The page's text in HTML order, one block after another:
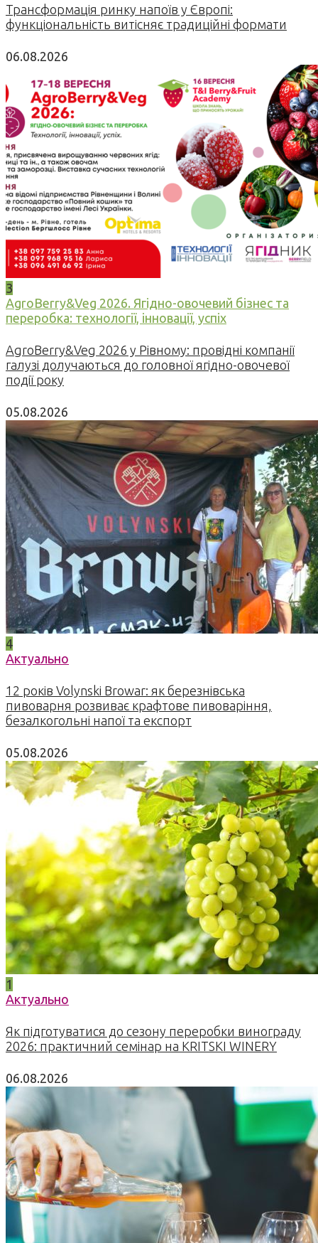
Трансформація ринку напоїв у Європі:
функціональність витісняє традиційні формати
06.08.2026
3
AgroBerry&Veg 2026. Ягідно-овочевий бізнес та
переробка: технології, інновації, успіх
AgroBerry&Veg 2026 у Рівному: провідні компанії
галузі долучаються до головної ягідно-овочевої
події року
05.08.2026
4
Актуально
12 років Volynski Browar: як березнівська
пивоварня розвиває крафтове пивоваріння,
безалкогольні напої та експорт
05.08.2026
1
Актуально
Як підготуватися до сезону переробки винограду
2026: практичний семінар на KRITSKI WINERY
06.08.2026